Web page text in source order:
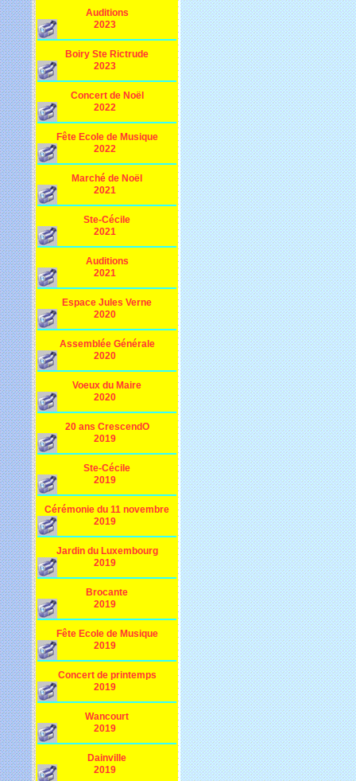
Auditions
2023
Boiry Ste Rictrude
2023
Concert de Noël
2022
Fête Ecole de Musique
2022
Marché de Noël
2021
Ste-Cécile
2021
Auditions
2021
Espace Jules Verne
2020
Assemblée Générale
2020
Voeux du Maire
2020
20 ans CrescendO
2019
Ste-Cécile
2019
Cérémonie du 11 novembre
2019
Jardin du Luxembourg
2019
Brocante
2019
Fête Ecole de Musique
2019
Concert de printemps
2019
Wancourt
2019
Dainville
2019